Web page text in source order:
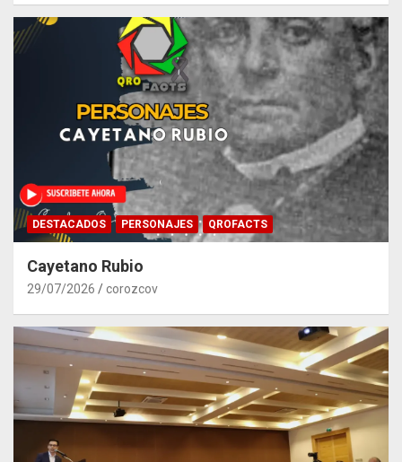
DESTACADOS PERSONAJES QROFACTS
Cayetano Rubio
29/07/2026 corozcov